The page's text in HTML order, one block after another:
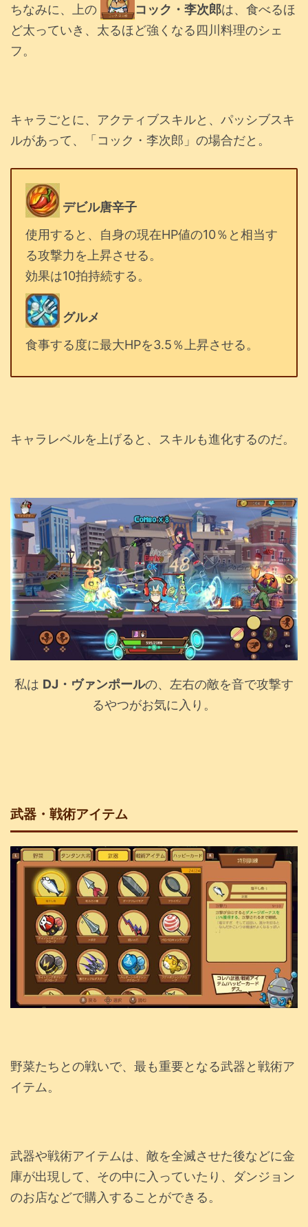
ちなみに、上の コック・李次郎は、食べるほ
ど太っていき、太るほど強くなる四川料理のシェ
フ。
キャラごとに、アクティブスキルと、パッシブスキ
ルがあって、「コック・李次郎」の場合だと。
デビル唐辛子
使用すると、自身の現在HP値の10％と相当す
る攻撃力を上昇させる。
効果は10拍持続する。
グルメ
食事する度に最大HPを3.5％上昇させる。
キャラレベルを上げると、スキルも進化するのだ。
私は DJ・ヴァンポールの、左右の敵を音で攻撃す
るやつがお気に入り。
武器・戦術アイテム
野菜たちとの戦いで、最も重要となる武器と戦術ア
イテム。
武器や戦術アイテムは、敵を全滅させた後などに金
庫が出現して、その中に入っていたり、ダンジョン
のお店などで購入することができる。